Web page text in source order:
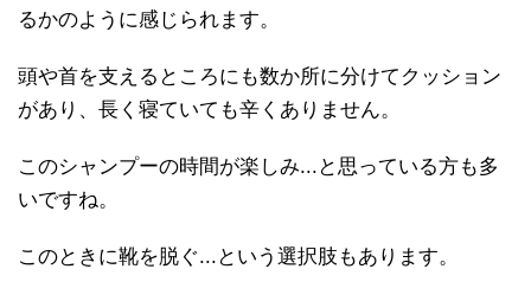
るかのように感じられます。
頭や首を支えるところにも数か所に分けてクッション
があり、長く寝ていても辛くありません。
このシャンプーの時間が楽しみ...と思っている方も多
いですね。
このときに靴を脱ぐ...という選択肢もあります。